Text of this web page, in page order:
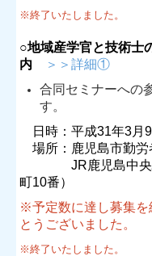
※終了いたしました。
○地域産学官と技術士
内
＞＞詳細①
合同セミナーへの
す。
日時：平成31年3月
場所：鹿児島市勤
JR鹿児島中央駅
町10番）
※予定数に達し募集を
とうございました。
※終了いたしました。